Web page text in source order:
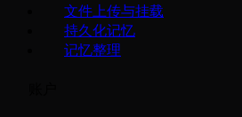
文件上传与挂载
持久化记忆
记忆整理